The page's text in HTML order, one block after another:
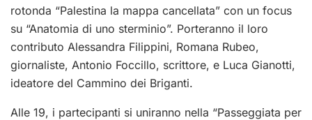
rotonda “Palestina la mappa cancellata” con un focus
su “Anatomia di uno sterminio”. Porteranno il loro
contributo Alessandra Filippini, Romana Rubeo,
giornaliste, Antonio Foccillo, scrittore, e Luca Gianotti,
ideatore del Cammino dei Briganti.
Alle 19, i partecipanti si uniranno nella “Passeggiata per